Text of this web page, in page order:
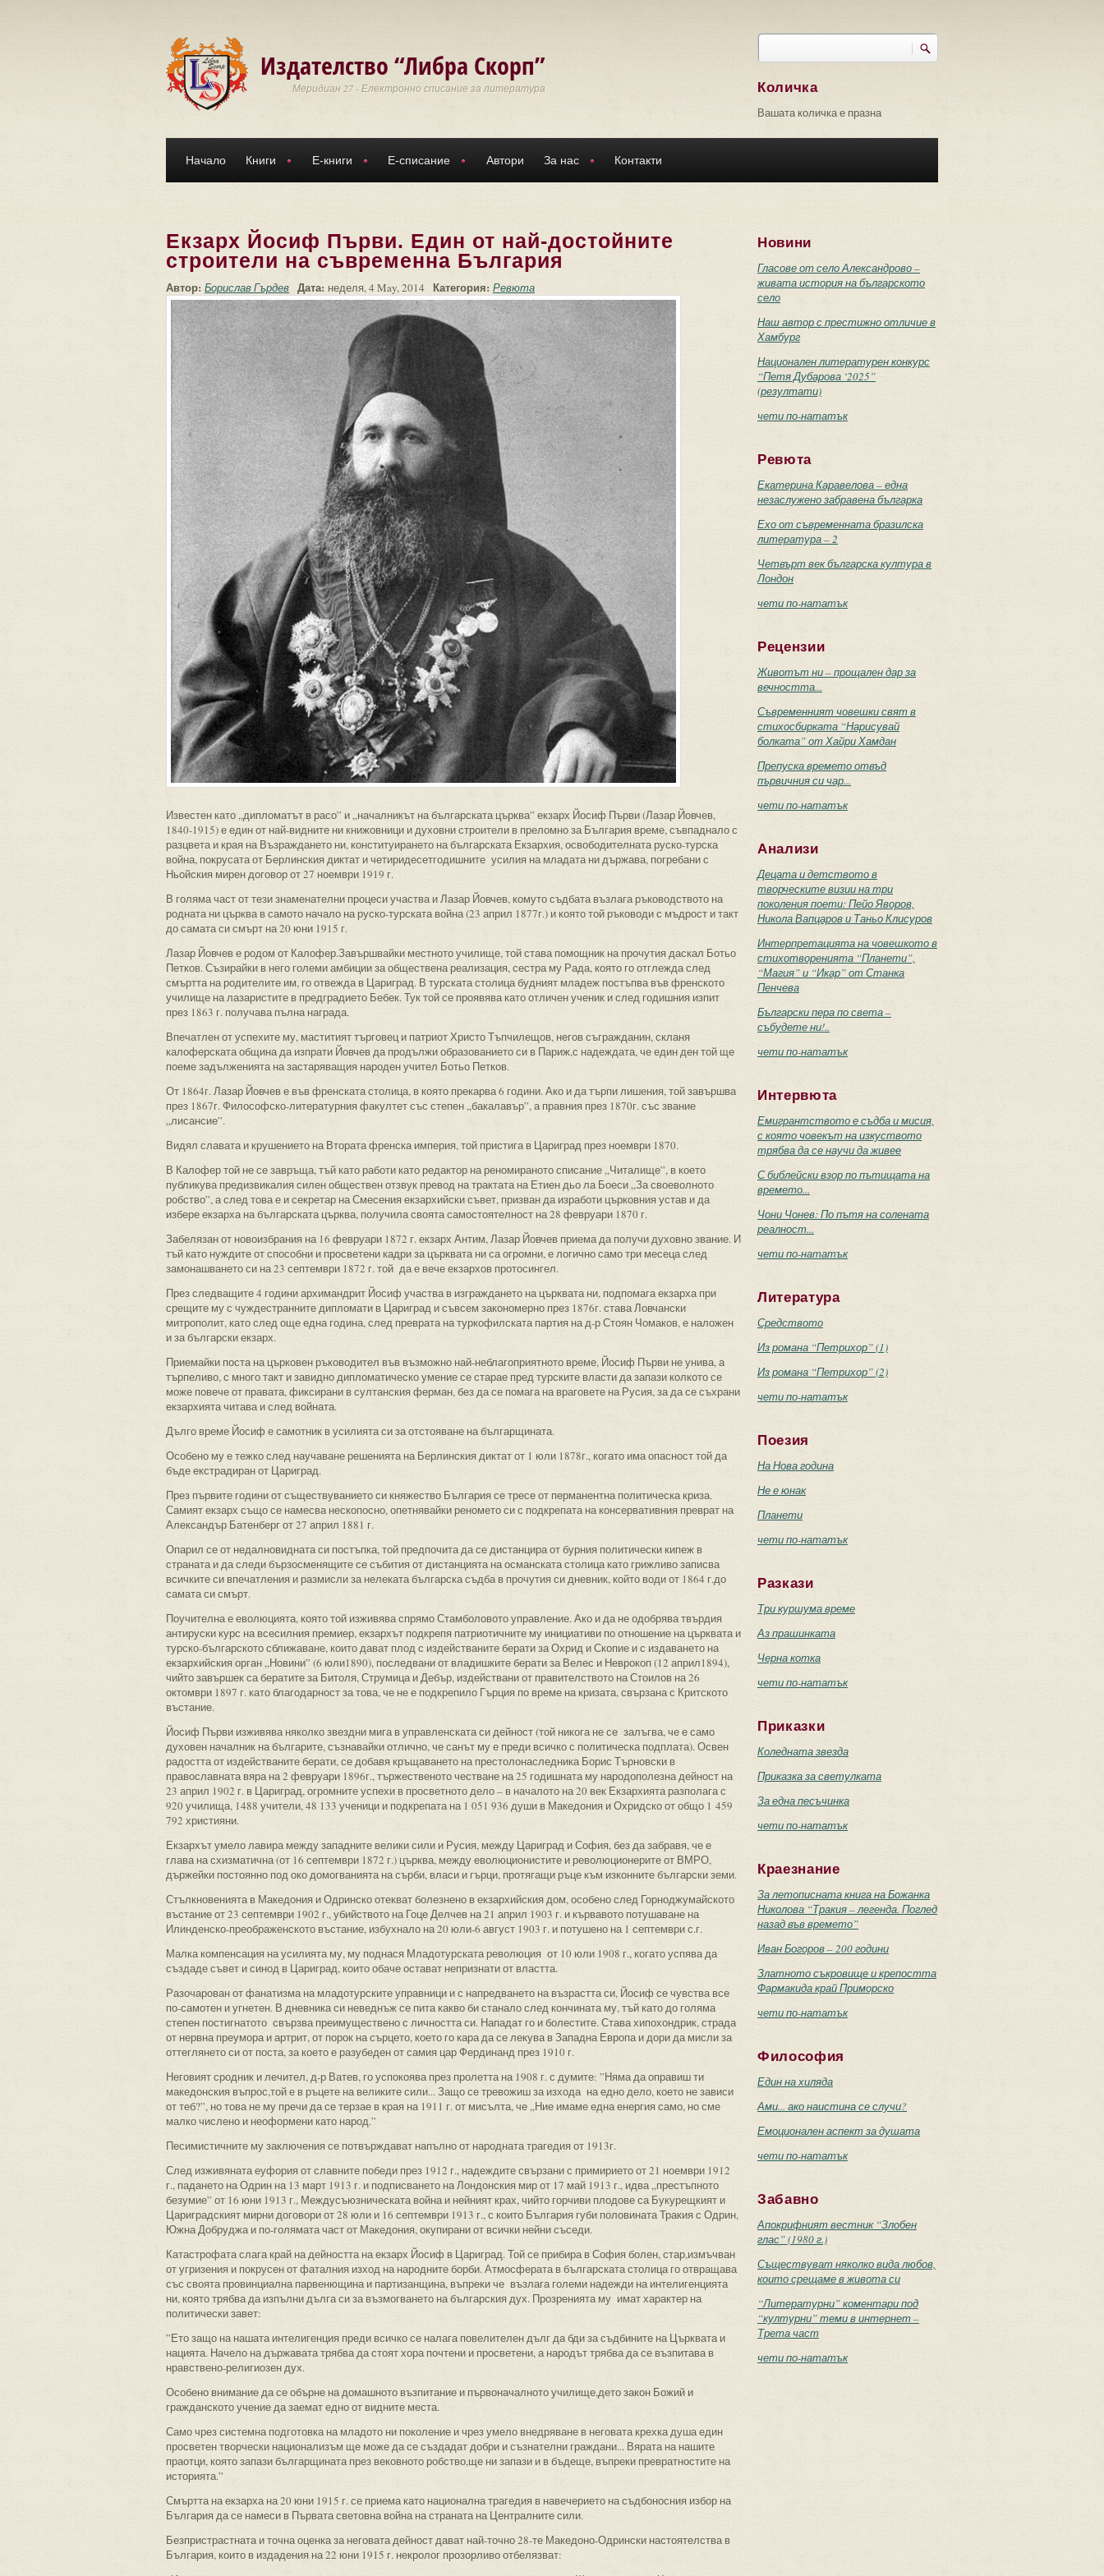
Издателство “Либра Скорп”
Меридиан 27 - Електронно списание за литература
Търси
Количка
Вашата количка е празна
Начало Книги Е-книги Е-списание Автори За нас Контакти
Екзарх Йосиф Първи. Един от най-достойните
строители на съвременна България
Автор: Борислав Гърдев Дата: неделя, 4 May, 2014 Категория: Ревюта
Известен като „дипломатът в расо” и „началникът на българската църква” екзарх Йосиф Първи (Лазар Йовчев,
1840-1915) е един от най-видните ни книжовници и духовни строители в преломно за България време, съвпаднало с
разцвета и края на Възраждането ни, конституирането на българската Екзархия, освободителната руско-турска
война, покрусата от Берлинския диктат и четиридесетгодишните усилия на младата ни държава, погребани с
Ньойския мирен договор от 27 ноември 1919 г.
В голяма част от тези знаменателни процеси участва и Лазар Йовчев, комуто съдбата възлага ръководството на
родната ни църква в самото начало на руско-турската война (23 април 1877г.) и която той ръководи с мъдрост и такт
до самата си смърт на 20 юни 1915 г.
Лазар Йовчев е родом от Калофер.Завършвайки местното училище, той става помощник на прочутия даскал Ботьо
Петков. Съзирайки в него големи амбиции за обществена реализация, сестра му Рада, която го отглежда след
смъртта на родителите им, го отвежда в Цариград. В турската столица будният младеж постъпва във френското
училище на лазаристите в предградието Бебек. Тук той се проявява като отличен ученик и след годишния изпит
през 1863 г. получава пълна награда.
Впечатлен от успехите му, маститият търговец и патриот Христо Тъпчилещов, негов съгражданин, скланя
калоферската община да изпрати Йовчев да продължи образованието си в Париж,с надеждата, че един ден той ще
поеме задълженията на застаряващия народен учител Ботьо Петков.
От 1864г. Лазар Йовчев е във френската столица, в която прекарва 6 години. Ако и да търпи лишения, той завършва
през 1867г. Философско-литературния факултет със степен „бакалавър”, а правния през 1870г. със звание
„лисансие”.
Видял славата и крушението на Втората френска империя, той пристига в Цариград през ноември 1870.
В Калофер той не се завръща, тъй като работи като редактор на реномираното списание „Читалище”, в което
публикува предизвикалия силен обществен отзвук превод на трактата на Етиен дьо ла Боеси „За своеволното
робство”, а след това е и секретар на Смесения екзархийски съвет, призван да изработи църковния устав и да
избере екзарха на българската църква, получила своята самостоятелност на 28 февруари 1870 г.
Забелязан от новоизбрания на 16 февруари 1872 г. екзарх Антим, Лазар Йовчев приема да получи духовно звание. И
тъй като нуждите от способни и просветени кадри за църквата ни са огромни, е логично само три месеца след
замонашването си на 23 септември 1872 г. той да е вече екзархов протосингел.
През следващите 4 години архимандрит Йосиф участва в изграждането на църквата ни, подпомага екзарха при
срещите му с чуждестранните дипломати в Цариград и съвсем закономерно през 1876г. става Ловчански
митрополит, като след още една година, след преврата на туркофилската партия на д-р Стоян Чомаков, е наложен
и за български екзарх.
Приемайки поста на църковен ръководител във възможно най-неблагоприятното време, Йосиф Първи не унива, а
търпеливо, с много такт и завидно дипломатическо умение се старае пред турските власти да запази колкото се
може повече от правата, фиксирани в султанския ферман, без да се помага на враговете на Русия, за да се съхрани
екзархията читава и след войната.
Дълго време Йосиф е самотник в усилията си за отстояване на българщината.
Особено му е тежко след научаване решенията на Берлинския диктат от 1 юли 1878г., когато има опасност той да
бъде екстрадиран от Цариград.
През първите години от съществуванието си княжество България се тресе от перманентна политическа криза.
Самият екзарх също се намесва нескопосно, опетнявайки реномето си с подкрепата на консервативния преврат на
Александър Батенберг от 27 април 1881 г.
Опарил се от недалновидната си постъпка, той предпочита да се дистанцира от бурния политически кипеж в
страната и да следи бързосменящите се събития от дистанцията на османската столица като грижливо записва
всичките си впечатления и размисли за нелеката българска съдба в прочутия си дневник, който води от 1864 г.до
самата си смърт.
Поучителна е еволюцията, която той изживява спрямо Стамболовото управление. Ако и да не одобрява твърдия
антируски курс на всесилния премиер, екзархът подкрепя патриотичните му инициативи по отношение на църквата и
турско-българското сближаване, които дават плод с издействаните берати за Охрид и Скопие и с издаването на
екзархийския орган „Новини” (6 юли1890), последвани от владишките берати за Велес и Неврокоп (12 април1894),
чийто завършек са бератите за Битоля, Струмица и Дебър, издействани от правителството на Стоилов на 26
октомври 1897 г. като благодарност за това, че не е подкрепило Гърция по време на кризата, свързана с Критското
въстание.
Йосиф Първи изживява няколко звездни мига в управленската си дейност (той никога не се залъгва, че е само
духовен началник на българите, съзнавайки отлично, че санът му е преди всичко с политическа подплата). Освен
радостта от издействаните берати, се добавя кръщаването на престолонаследника Борис Търновски в
православната вяра на 2 февруари 1896г., тържественото честване на 25 годишната му народополезна дейност на
23 април 1902 г. в Цариград, огромните успехи в просветното дело – в началото на 20 век Екзархията разполага с
920 училища, 1488 учители, 48 133 ученици и подкрепата на 1 051 936 души в Македония и Охридско от общо 1 459
792 християни.
Екзархът умело лавира между западните велики сили и Русия, между Цариград и София, без да забравя, че е
глава на схизматична (от 16 септември 1872 г.) църква, между еволюционистите и революционерите от ВМРО,
държейки постоянно под око домогванията на сърби, власи и гърци, протягащи ръце към изконните български земи.
Стълкновенията в Македония и Одринско отекват болезнено в екзархийския дом, особено след Горноджумайското
въстание от 23 септември 1902 г., убийството на Гоце Делчев на 21 април 1903 г. и кървавото потушаване на
Илинденско-преображенското въстание, избухнало на 20 юли-6 август 1903 г. и потушено на 1 септември с.г.
Малка компенсация на усилията му, му поднася Младотурската революция от 10 юли 1908 г., когато успява да
създаде съвет и синод в Цариград, които обаче остават непризнати от властта.
Разочарован от фанатизма на младотурските управници и с напредването на възрастта си, Йосиф се чувства все
по-самотен и угнетен. В дневника си неведнъж се пита какво би станало след кончината му, тъй като до голяма
степен постигнатото свързва преимуществено с личността си. Нападат го и болестите. Става хипохондрик, страда
от нервна преумора и артрит, от порок на сърцето, което го кара да се лекува в Западна Европа и дори да мисли за
оттеглянето си от поста, за което е разубеден от самия цар Фердинанд през 1910 г.
Неговият сродник и лечител, д-р Ватев, го успокоява през пролетта на 1908 г. с думите: ”Няма да оправиш ти
македонския въпрос,той е в ръцете на великите сили... Защо се тревожиш за изхода на едно дело, което не зависи
от теб?”, но това не му пречи да се терзае в края на 1911 г. от мисълта, че „Ние имаме една енергия само, но сме
малко числено и неоформени като народ.”
Песимистичните му заключения се потвърждават напълно от народната трагедия от 1913г.
След изживяната еуфория от славните победи през 1912 г., надеждите свързани с примирието от 21 ноември 1912
г., падането на Одрин на 13 март 1913 г. и подписването на Лондонския мир от 17 май 1913 г., идва „престъпното
безумие” от 16 юни 1913 г., Междусъюзническата война и нейният крах, чийто горчиви плодове са Букурещкият и
Цариградският мирни договори от 28 юли и 16 септември 1913 г., с които България губи половината Тракия с Одрин,
Южна Добруджа и по-голямата част от Македония, окупирани от всички нейни съседи.
Катастрофата слага край на дейността на екзарх Йосиф в Цариград. Той се прибира в София болен, стар,измъчван
от угризения и покрусен от фаталния изход на народните борби. Атмосферата в българската столица го отвращава
със своята провинциална парвенющина и партизанщина, въпреки че възлага големи надежди на интелигенцията
ни, която трябва да изпълни дълга си за възмогването на българския дух. Прозренията му имат характер на
политически завет:
”Ето защо на нашата интелигенция преди всичко се налага повелителен дълг да бди за съдбините на Църквата и
нацията. Начело на държавата трябва да стоят хора почтени и просветени, а народът трябва да се възпитава в
нравствено-религиозен дух.
Особено внимание да се обърне на домашното възпитание и първоначалното училище,дето закон Божий и
гражданското учение да заемат едно от видните места.
Само чрез системна подготовка на младото ни поколение и чрез умело внедряване в неговата крехка душа един
просветен творчески национализъм ще може да се създадат добри и съзнателни граждани... Вярата на нашите
праотци, която запази българщината през вековното робство,ще ни запази и в бъдеще, въпреки превратностите на
историята.”
Смъртта на екзарха на 20 юни 1915 г. се приема като национална трагедия в навечерието на съдбоносния избор на
България да се намеси в Първата световна война на страната на Централните сили.
Безпристрастната и точна оценка за неговата дейност дават най-точно 28-те Македоно-Одрински настоятелства в
България, които в издадения на 22 юни 1915 г. некролог прозорливо отбелязват:
Новини
Гласове от село Александрово –
живата история на българското
село
Наш автор с престижно отличие в
Хамбург
Национален литературен конкурс
“Петя Дубарова ‘2025”
(резултати)
чети по-нататък
Ревюта
Екатерина Каравелова – една
незаслужено забравена българка
Ехо от съвременната бразилска
литература – 2
Четвърт век българска култура в
Лондон
чети по-нататък
Рецензии
Животът ни – прощален дар за
вечността...
Съвременният човешки свят в
стихосбирката “Нарисувай
болката” от Хайри Хамдан
Препуска времето отвъд
първичния си чар...
чети по-нататък
Анализи
Децата и детството в
творческите визии на три
поколения поети: Пейо Яворов,
Никола Вапцаров и Таньо Клисуров
Интерпретацията на човешкото в
стихотворенията “Планети”,
“Магия” и “Икар” от Станка
Пенчева
Български пера по света –
събудете ни!..
чети по-нататък
Интервюта
Емигрантството е съдба и мисия,
с която човекът на изкуството
трябва да се научи да живее
С библейски взор по пътищата на
времето...
Чони Чонев: По пътя на солената
реалност...
чети по-нататък
Литература
Средството
Из романа “Петрихор” (1)
Из романа “Петрихор” (2)
чети по-нататък
Поезия
На Нова година
Не е юнак
Планети
чети по-нататък
Разкази
Три куршума време
Аз прашинката
Черна котка
чети по-нататък
Приказки
Коледната звезда
Приказка за светулката
За една песъчинка
чети по-нататък
Краезнание
За летописната книга на Божанка
Николова “Тракия – легенда. Поглед
назад във времето”
Иван Богоров – 200 години
Златното съкровище и крепостта
Фармакида край Приморско
чети по-нататък
Философия
Един на хиляда
Ами... ако наистина се случи?
Емоционален аспект за душата
чети по-нататък
Забавно
Апокрифният вестник “Злобен
глас” (1980 г.)
Съществуват няколко вида любов,
които срещаме в живота си
“Литературни” коментари под
“културни” теми в интернет –
Трета част
чети по-нататък